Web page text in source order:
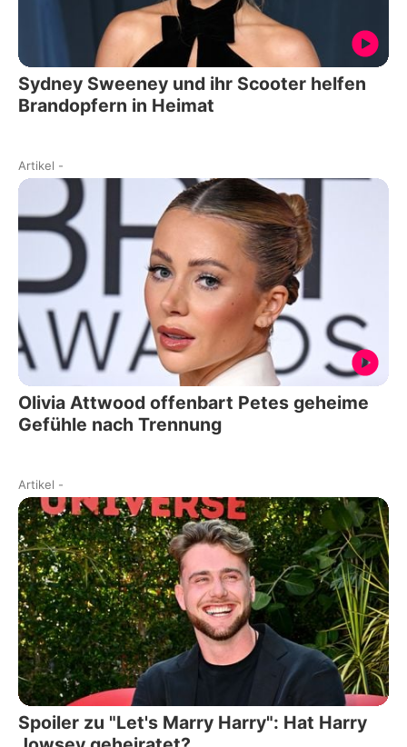
Sydney Sweeney und ihr Scooter helfen
Brandopfern in Heimat
Artikel -
Olivia Attwood offenbart Petes geheime
Gefühle nach Trennung
Artikel -
Spoiler zu "Let's Marry Harry": Hat Harry